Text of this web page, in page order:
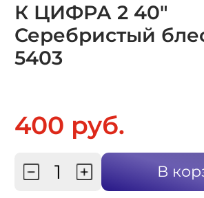
К ЦИФРА 2 40"
Серебристый
5403
400 руб.
В